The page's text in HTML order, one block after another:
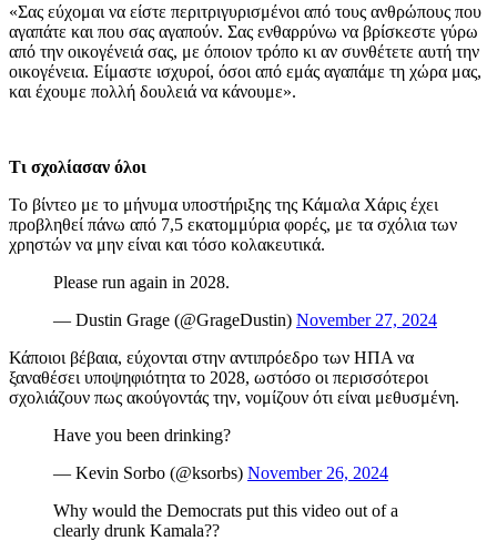
«Σας εύχομαι να είστε περιτριγυρισμένοι από τους ανθρώπους που
αγαπάτε και που σας αγαπούν. Σας ενθαρρύνω να βρίσκεστε γύρω
από την οικογένειά σας, με όποιον τρόπο κι αν συνθέτετε αυτή την
οικογένεια. Είμαστε ισχυροί, όσοι από εμάς αγαπάμε τη χώρα μας,
και έχουμε πολλή δουλειά να κάνουμε».
Τι σχολίασαν όλοι
Το βίντεο με το μήνυμα υποστήριξης της Κάμαλα Χάρις έχει
προβληθεί πάνω από 7,5 εκατομμύρια φορές, με τα σχόλια των
χρηστών να μην είναι και τόσο κολακευτικά.
Please run again in 2028.
— Dustin Grage (@GrageDustin) November 27, 2024
Κάποιοι βέβαια, εύχονται στην αντιπρόεδρο των ΗΠΑ να
ξαναθέσει υποψηφιότητα το 2028, ωστόσο οι περισσότεροι
σχολιάζουν πως ακούγοντάς την, νομίζουν ότι είναι μεθυσμένη.
Have you been drinking?
— Kevin Sorbo (@ksorbs) November 26, 2024
Why would the Democrats put this video out of a
clearly drunk Kamala??